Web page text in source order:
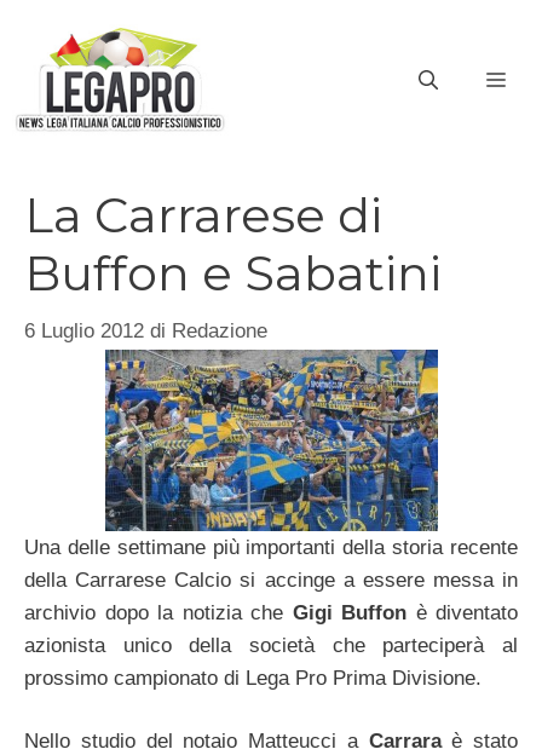
contenuto
La Carrarese di
Buffon e Sabatini
6 Luglio 2012 di Redazione
Una delle settimane più importanti della storia recente
della Carrarese Calcio si accinge a essere messa in
archivio dopo la notizia che Gigi Buffon è diventato
azionista unico della società che parteciperà al
prossimo campionato di Lega Pro Prima Divisione.
Nello studio del notaio Matteucci a Carraraè stato